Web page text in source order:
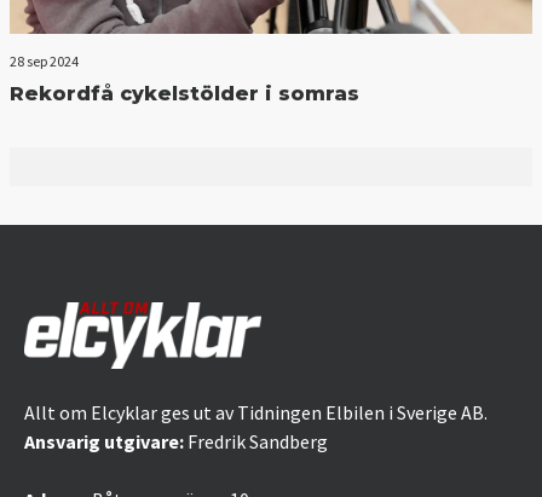
28 sep 2024
Rekordfå cykelstölder i somras
Allt om Elcyklar ges ut av Tidningen Elbilen i Sverige AB.
Ansvarig utgivare: Fredrik Sandberg